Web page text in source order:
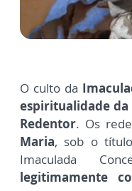
O culto da
espiritualidade da
Redentor. Os
Maria, sob o
Imaculada
legitimamente